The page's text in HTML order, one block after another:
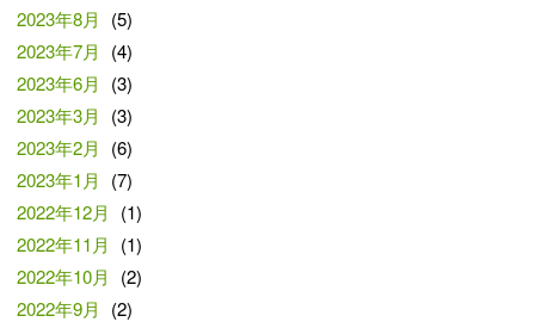
2023年8月
(5)
2023年7月
(4)
2023年6月
(3)
2023年3月
(3)
2023年2月
(6)
2023年1月
(7)
2022年12月
(1)
2022年11月
(1)
2022年10月
(2)
2022年9月
(2)